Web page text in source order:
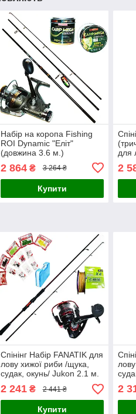
Набір на коропа Fishing
ROI Dynamic "Еліт"
(довжина 3.6 м.)
2 864₴ 3 264 ₴
Купити
для
2
Спінінг Набір FANATIK для
лову хижої риби /щука,
судак, окунь/ Jukon 2.1 м.
2 241₴ 2 441 ₴
Купити
2